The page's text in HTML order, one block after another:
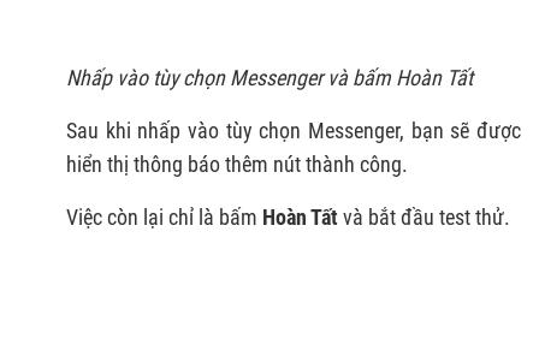
Nhấp vào tùy chọn Messenger và bấm Hoàn Tất
Sau khi nhấp vào tùy chọn Messenger, bạn sẽ được
hiển thị thông báo thêm nút thành công.
Việc còn lại chỉ là bấm Hoàn Tấtvà bắt đầu test thử.